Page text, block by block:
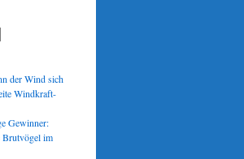
der Wind sich
Windkraft-
Gewinner:
Brutvögel im